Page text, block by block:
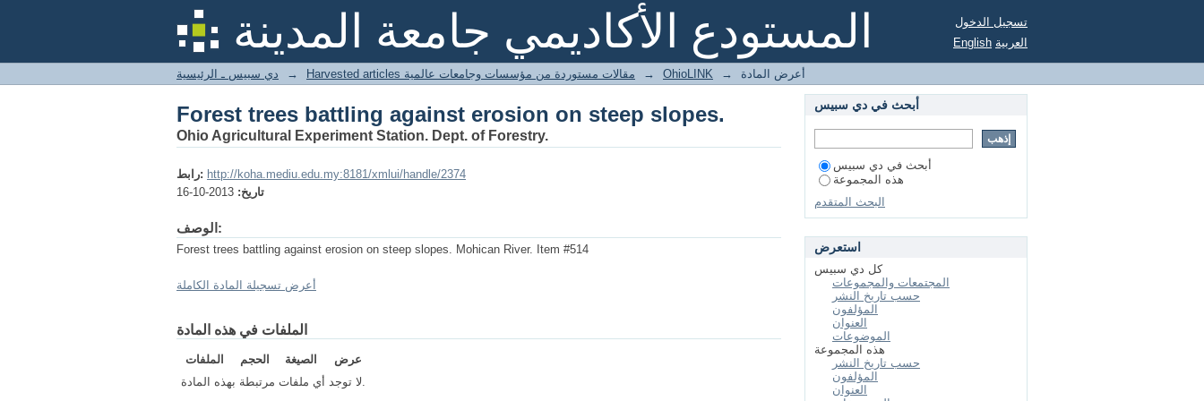
المستودع الأكاديمي جامعة المدينة
Forest trees battling against erosion on steep slopes.
تسجيل الدخول
English العربية
دي سبيس ـ الرئيسية → Harvested articles مقالات مستوردة من مؤسسات وجامعات عالمية → OhioLINK → أعرض المادة
Forest trees battling against erosion on steep slopes.
Ohio Agricultural Experiment Station. Dept. of Forestry.
رابط: http://koha.mediu.edu.my:8181/xmlui/handle/2374
تاريخ: 2013-10-16
الوصف:
Forest trees battling against erosion on steep slopes. Mohican River. Item #514
أعرض تسجيلة المادة الكاملة
الملفات في هذه المادة
الملفات الحجم الصيغة
عرض
لا توجد أي ملفات مرتبطة بهذه المادة.
أبحث في دي سبيس
أبحث في دي سبيس
هذه المجموعة
البحث المتقدم
استعرض
كل دي سبيس
المجتمعات والمجموعات
حسب تاريخ النشر
المؤلفون
العنوان
الموضوعات
هذه المجموعة
حسب تاريخ النشر
المؤلفون
العنوان